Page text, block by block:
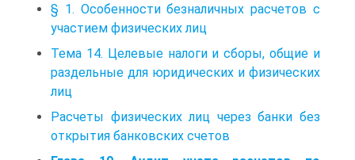
§ 1. Особенности безналичных расчетов с
участием физических лиц
Тема 14. Целевые налоги и сборы, общие и
раздельные для юридических и физических
лиц
Расчеты физических лиц через банки без
открытия банковских счетов